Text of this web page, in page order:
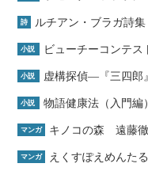
詩 ルチアン・ブラガ詩
小説 ビューチーコンテス
小説 虚構探偵―『三四
小説 物語健康法（入門編
マンガ キノコの森 遠藤徹
マンガ えくすぽえめんた